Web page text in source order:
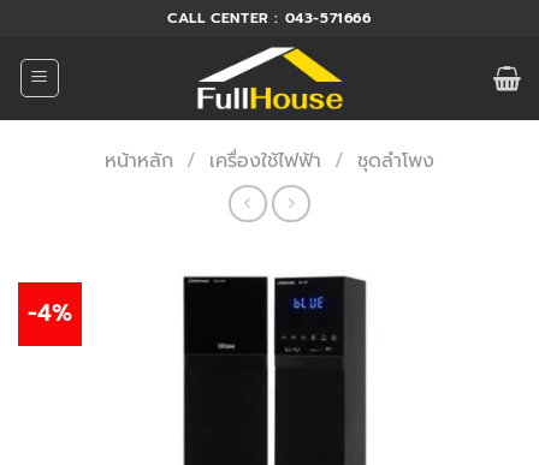
ยัง
เนื้อหา
CALL CENTER : 043-571666
หน้าหลัก / เครื่องใช้ไฟฟ้า / ชุดลำโพง
-4%